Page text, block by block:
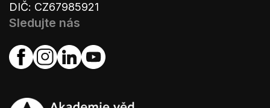
DIČ: CZ67985921
Sledujte nás